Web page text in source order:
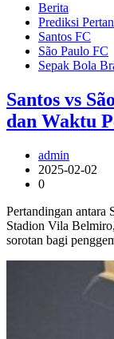
Berita
Prediksi
Santos FC
São Paulo FC
Sepak Bola
Santos vs
dan Waktu
admin
2025-02-02
0
Pertandingan antara
Stadion Vila
sorotan bagi